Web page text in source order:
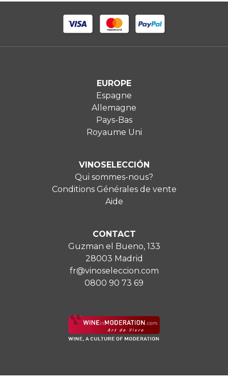
EUROPE
Espagne
Allemagne
Pays-Bas
Royaume Uni
VINOSELECCIÓN
Qui sommes-nous?
Conditions Générales de vente
Aide
CONTACT
Guzman el Bueno, 133
28003 Madrid
fr@vinoseleccion.com
0800 90 73 69